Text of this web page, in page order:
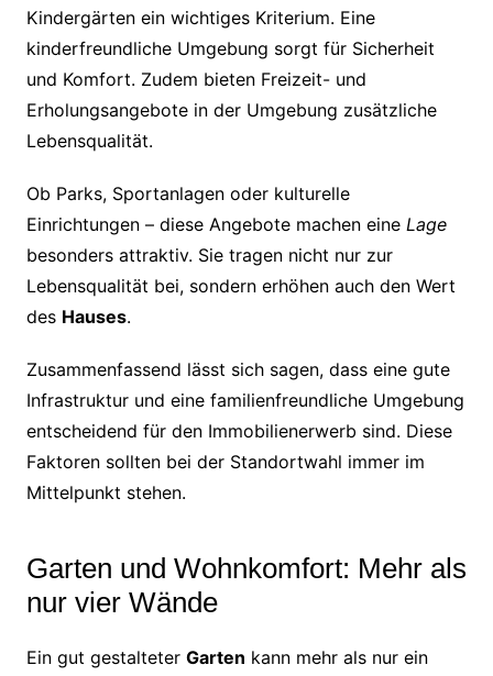
Kindergärten ein wichtiges Kriterium. Eine
kinderfreundliche Umgebung sorgt für Sicherheit
und Komfort. Zudem bieten Freizeit- und
Erholungsangebote in der Umgebung zusätzliche
Lebensqualität.
Ob Parks, Sportanlagen oder kulturelle
Einrichtungen – diese Angebote machen eine Lage
besonders attraktiv. Sie tragen nicht nur zur
Lebensqualität bei, sondern erhöhen auch den Wert
des Hauses.
Zusammenfassend lässt sich sagen, dass eine gute
Infrastruktur und eine familienfreundliche Umgebung
entscheidend für den Immobilienerwerb sind. Diese
Faktoren sollten bei der Standortwahl immer im
Mittelpunkt stehen.
Garten und Wohnkomfort: Mehr als
nur vier Wände
Ein gut gestalteter Garten kann mehr als nur ein